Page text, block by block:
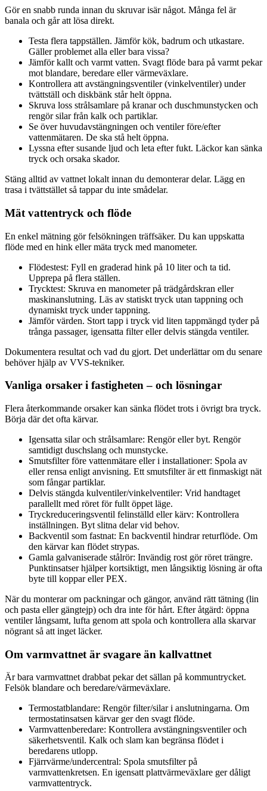
Gör en snabb runda innan du skruvar isär något. Många fel är
banala och går att lösa direkt.
Testa flera tappställen. Jämför kök, badrum och utkastare.
Gäller problemet alla eller bara vissa?
Jämför kallt och varmt vatten. Svagt flöde bara på varmt pekar
mot blandare, beredare eller värmeväxlare.
Kontrollera att avstängningsventiler (vinkelventiler) under
tvättställ och diskbänk står helt öppna.
Skruva loss strålsamlare på kranar och duschmunstycken och
rengör silar från kalk och partiklar.
Se över huvudavstängningen och ventiler före/efter
vattenmätaren. De ska stå helt öppna.
Lyssna efter susande ljud och leta efter fukt. Läckor kan sänka
tryck och orsaka skador.
Stäng alltid av vattnet lokalt innan du demonterar delar. Lägg en
trasa i tvättstället så tappar du inte smådelar.
Mät vattentryck och flöde
En enkel mätning gör felsökningen träffsäker. Du kan uppskatta
flöde med en hink eller mäta tryck med manometer.
Flödestest: Fyll en graderad hink på 10 liter och ta tid.
Upprepa på flera ställen.
Trycktest: Skruva en manometer på trädgårdskran eller
maskinanslutning. Läs av statiskt tryck utan tappning och
dynamiskt tryck under tappning.
Jämför värden. Stort tapp i tryck vid liten tappmängd tyder på
trånga passager, igensatta filter eller delvis stängda ventiler.
Dokumentera resultat och vad du gjort. Det underlättar om du senare
behöver hjälp av VVS-tekniker.
Vanliga orsaker i fastigheten – och lösningar
Flera återkommande orsaker kan sänka flödet trots i övrigt bra tryck.
Börja där det ofta kärvar.
Igensatta silar och strålsamlare: Rengör eller byt. Rengör
samtidigt duschslang och munstycke.
Smutsfilter före vattenmätare eller i installationer: Spola av
eller rensa enligt anvisning. Ett smutsfilter är ett finmaskigt nät
som fångar partiklar.
Delvis stängda kulventiler/vinkelventiler: Vrid handtaget
parallellt med röret för fullt öppet läge.
Tryckreduceringsventil felinställd eller kärv: Kontrollera
inställningen. Byt slitna delar vid behov.
Backventil som fastnat: En backventil hindrar returflöde. Om
den kärvar kan flödet strypas.
Gamla galvaniserade stålrör: Invändig rost gör röret trängre.
Punktinsatser hjälper kortsiktigt, men långsiktig lösning är ofta
byte till koppar eller PEX.
När du monterar om packningar och gängor, använd rätt tätning (lin
och pasta eller gängtejp) och dra inte för hårt. Efter åtgärd: öppna
ventiler långsamt, lufta genom att spola och kontrollera alla skarvar
nögrant så att inget läcker.
Om varmvattnet är svagare än kallvattnet
Är bara varmvattnet drabbat pekar det sällan på kommuntrycket.
Felsök blandare och beredare/värmeväxlare.
Termostatblandare: Rengör filter/silar i anslutningarna. Om
termostatinsatsen kärvar ger den svagt flöde.
Varmvattenberedare: Kontrollera avstängningsventiler och
säkerhetsventil. Kalk och slam kan begränsa flödet i
beredarens utlopp.
Fjärrvärme/undercentral: Spola smutsfilter på
varmvattenkretsen. En igensatt plattvärmeväxlare ger dåligt
varmvattentryck.